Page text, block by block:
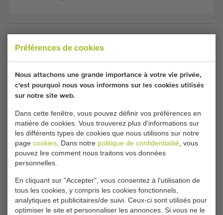
Préférences de cookies
Nous attachons une grande importance à votre vie privée,
c'est pourquoi nous vous informons sur les cookies utilisés
sur notre site web.
Dans cette fenêtre, vous pouvez définir vos préférences en
matière de cookies. Vous trouverez plus d'informations sur
les différents types de cookies que nous utilisons sur notre
page cookies . Dans notre politique de confidentialité , vous
pouvez lire comment nous traitons vos données
personnelles.
En cliquant sur "Accepter", vous consentez à l'utilisation de
tous les cookies, y compris les cookies fonctionnels,
analytiques et publicitaires/de suivi. Ceux-ci sont utilisés pour
optimiser le site et personnaliser les annonces. Si vous ne le
machine de tri est maintenant vendu.
Souhaitez-vous être tenu informé lorsqu'un Trieuses pour
poivrons comparable sera disponible ? Remplissez vos
coordonnées ici.
Vos paramètres de cookies actuels bloquent cette
partie. Modifiez vos paramètres de cookies pour
accéder à cette partie.
MODIFIER LES PARAMÈTRES DES COOKIES